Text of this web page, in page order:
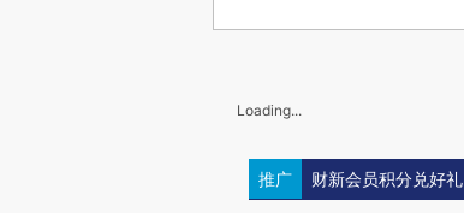
Loading...
推广 财新会员积分兑好礼